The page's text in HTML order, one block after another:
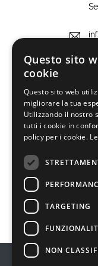
Questo sito
cookie
Questo sito web
migliorare la tua
Utilizzando il nostro
tutti i cookie in
policy per i cookie.
TARGETING
NON